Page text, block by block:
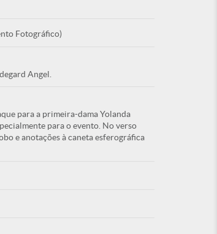
Fotográfico)
Angel.
para a primeira-dama Yolanda
para o evento. No verso
e anotações à caneta esferográfica